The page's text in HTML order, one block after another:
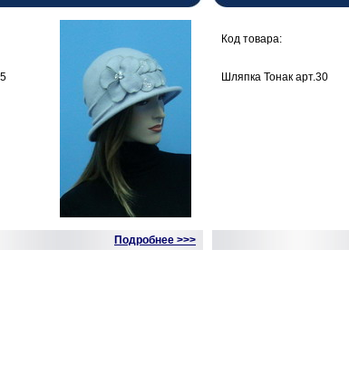
Подробнее >>>
Код товара:
Шляпка Тонак арт.30